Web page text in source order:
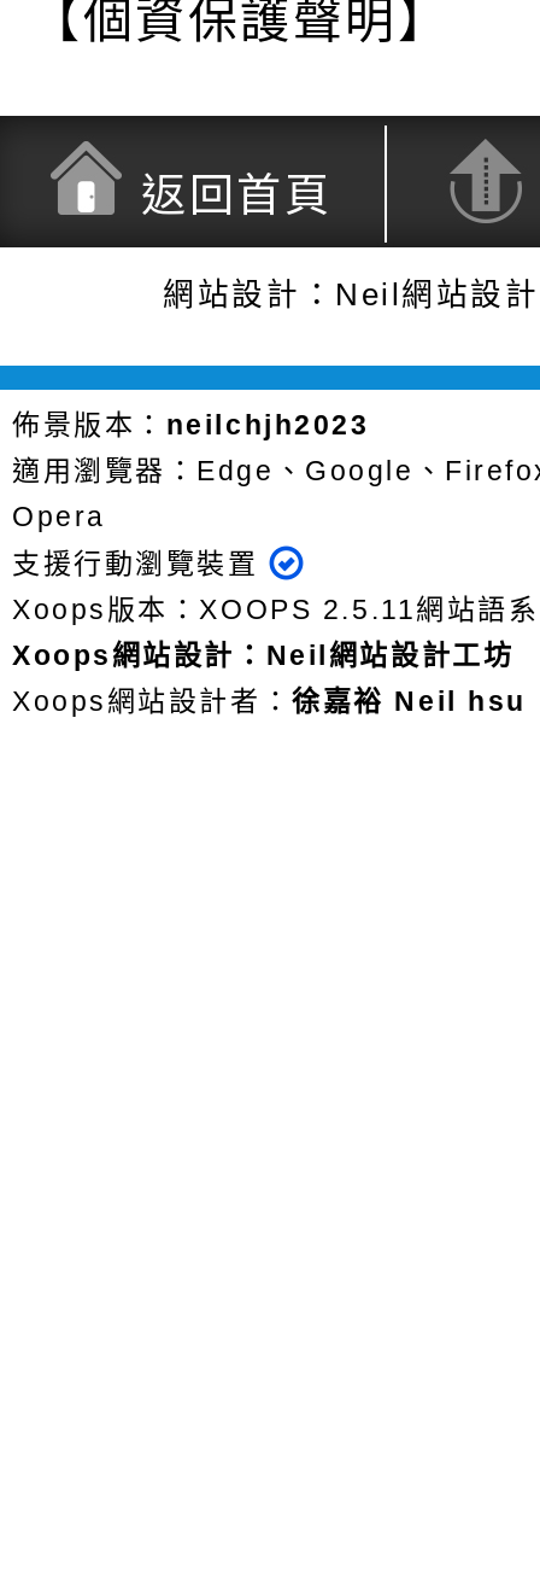
【個資保護聲明】
返回首頁
網站設計：Neil網站設
佈景版本： neilchjh2023
適用瀏覽器：Edge、Google、
Opera
支援行動瀏覽裝置
Xoops版本：XOOPS 2.5.11網站語
Xoops網站設計 ： Neil網站設計工坊
Xoops網站設計者：徐嘉裕 Neil hsu